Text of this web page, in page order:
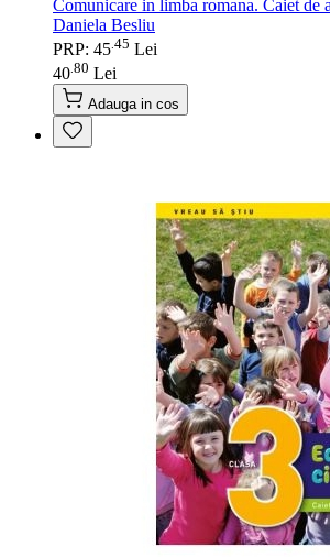
Comunicare in limba romana. Caiet de
Daniela Besliu
PRP: 45 45 Lei
40 80 Lei
Adauga in cos